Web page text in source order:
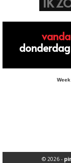
donderdag
© 2026 -